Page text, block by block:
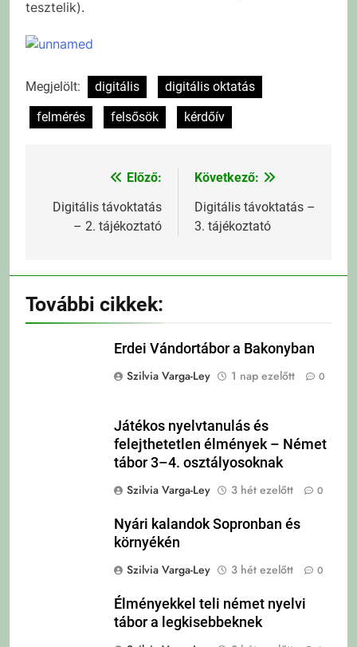
tesztelik).
Megjelölt: digitális
digitális oktatás
felmérés
felsősök kérdőív
Bejegyzés
navigáció
Előző:
Digitális távoktatás
– 2. tájékoztató
Következő:
Digitális távoktatás –
3. tájékoztató
További cikkek:
Erdei Vándortábor a Bakonyban
Szilvia Varga-Ley
1 nap ezelőtt 0
Játékos nyelvtanulás és
felejthetetlen élmények – Német
tábor 3–4. osztályosoknak
Szilvia Varga-Ley
3 hét ezelőtt 0
Nyári kalandok Sopronban és
környékén
Szilvia Varga-Ley
3 hét ezelőtt 0
Élményekkel teli német nyelvi
tábor a legkisebbeknek